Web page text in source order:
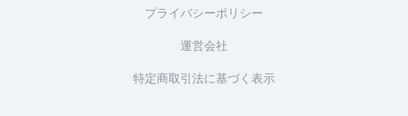
プライバシーポリシー
運営会社
特定商取引法に基づく表示